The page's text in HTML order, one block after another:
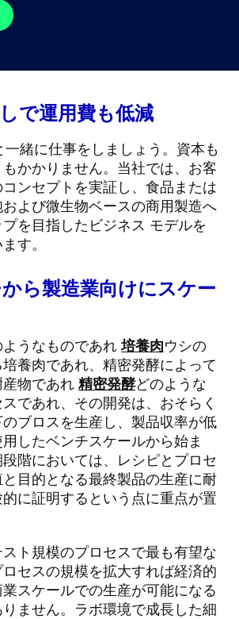
で運用費も低減
一緒に仕事をしましょう。資本も
かかりません。当社では、お客
ンセプトを実証し、食品または
よび微生物ベースの商用製造へ
を目指したビジネス モデルを
す。
ら製造業向けにスケー
うなものであれ培養肉ウシの
養肉であれ、精密発酵によって
物であれ 精密発酵どのような
であれ、その開発は、おそらく
ブロスを生産し、製品収率が低
したベンチスケールから始ま
階においては、レシピとプロセ
目的となる最終製品の生産に耐
に証明するという点に重点が置
ト規模のプロセスで最も有望な
セスの規模を拡大すれば経済的
スケールでの生産が可能になる
ません。ラボ環境で成長した細